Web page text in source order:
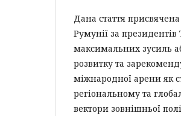
Дана стаття
Румунії за президентів
максимальних зусиль
розвитку та
міжнародної арени як
регіональному та
вектори зовнішньої